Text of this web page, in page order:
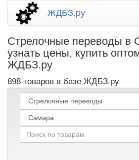
ЖДБЗ.ру
Стрелочные переводы в
узнать цены, купить
ЖДБЗ.ру
898 товаров в базе ЖДБЗ.ру